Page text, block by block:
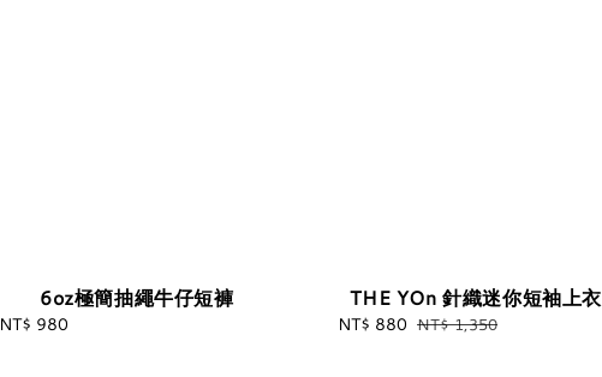
6oz極簡抽繩牛仔短褲
Regular
NT$ 980
THE YOn 針織迷你短袖上衣
Sale
NT$ 880 Regular
NT$ 1,350